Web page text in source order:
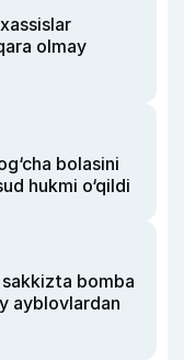
olmay
bolasini
hukmi o‘qildi
bomba
ayblovlardan